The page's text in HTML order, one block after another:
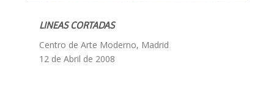
LINEAS CORTADAS
Centro de Arte Moderno, Madrid
12 de Abril de 2008